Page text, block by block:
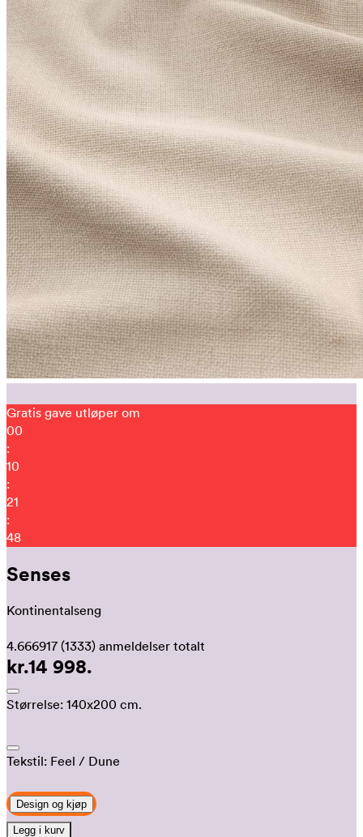
Gratis gave utløper om
00
:
10
:
21
:
38
Senses
Kontinentalseng
4.666917 (1333) anmeldelser totalt
kr.14 998.
Størrelse: 140x200 cm.
Tekstil: Feel / Dune
Design og kjøp
Legg i kurv